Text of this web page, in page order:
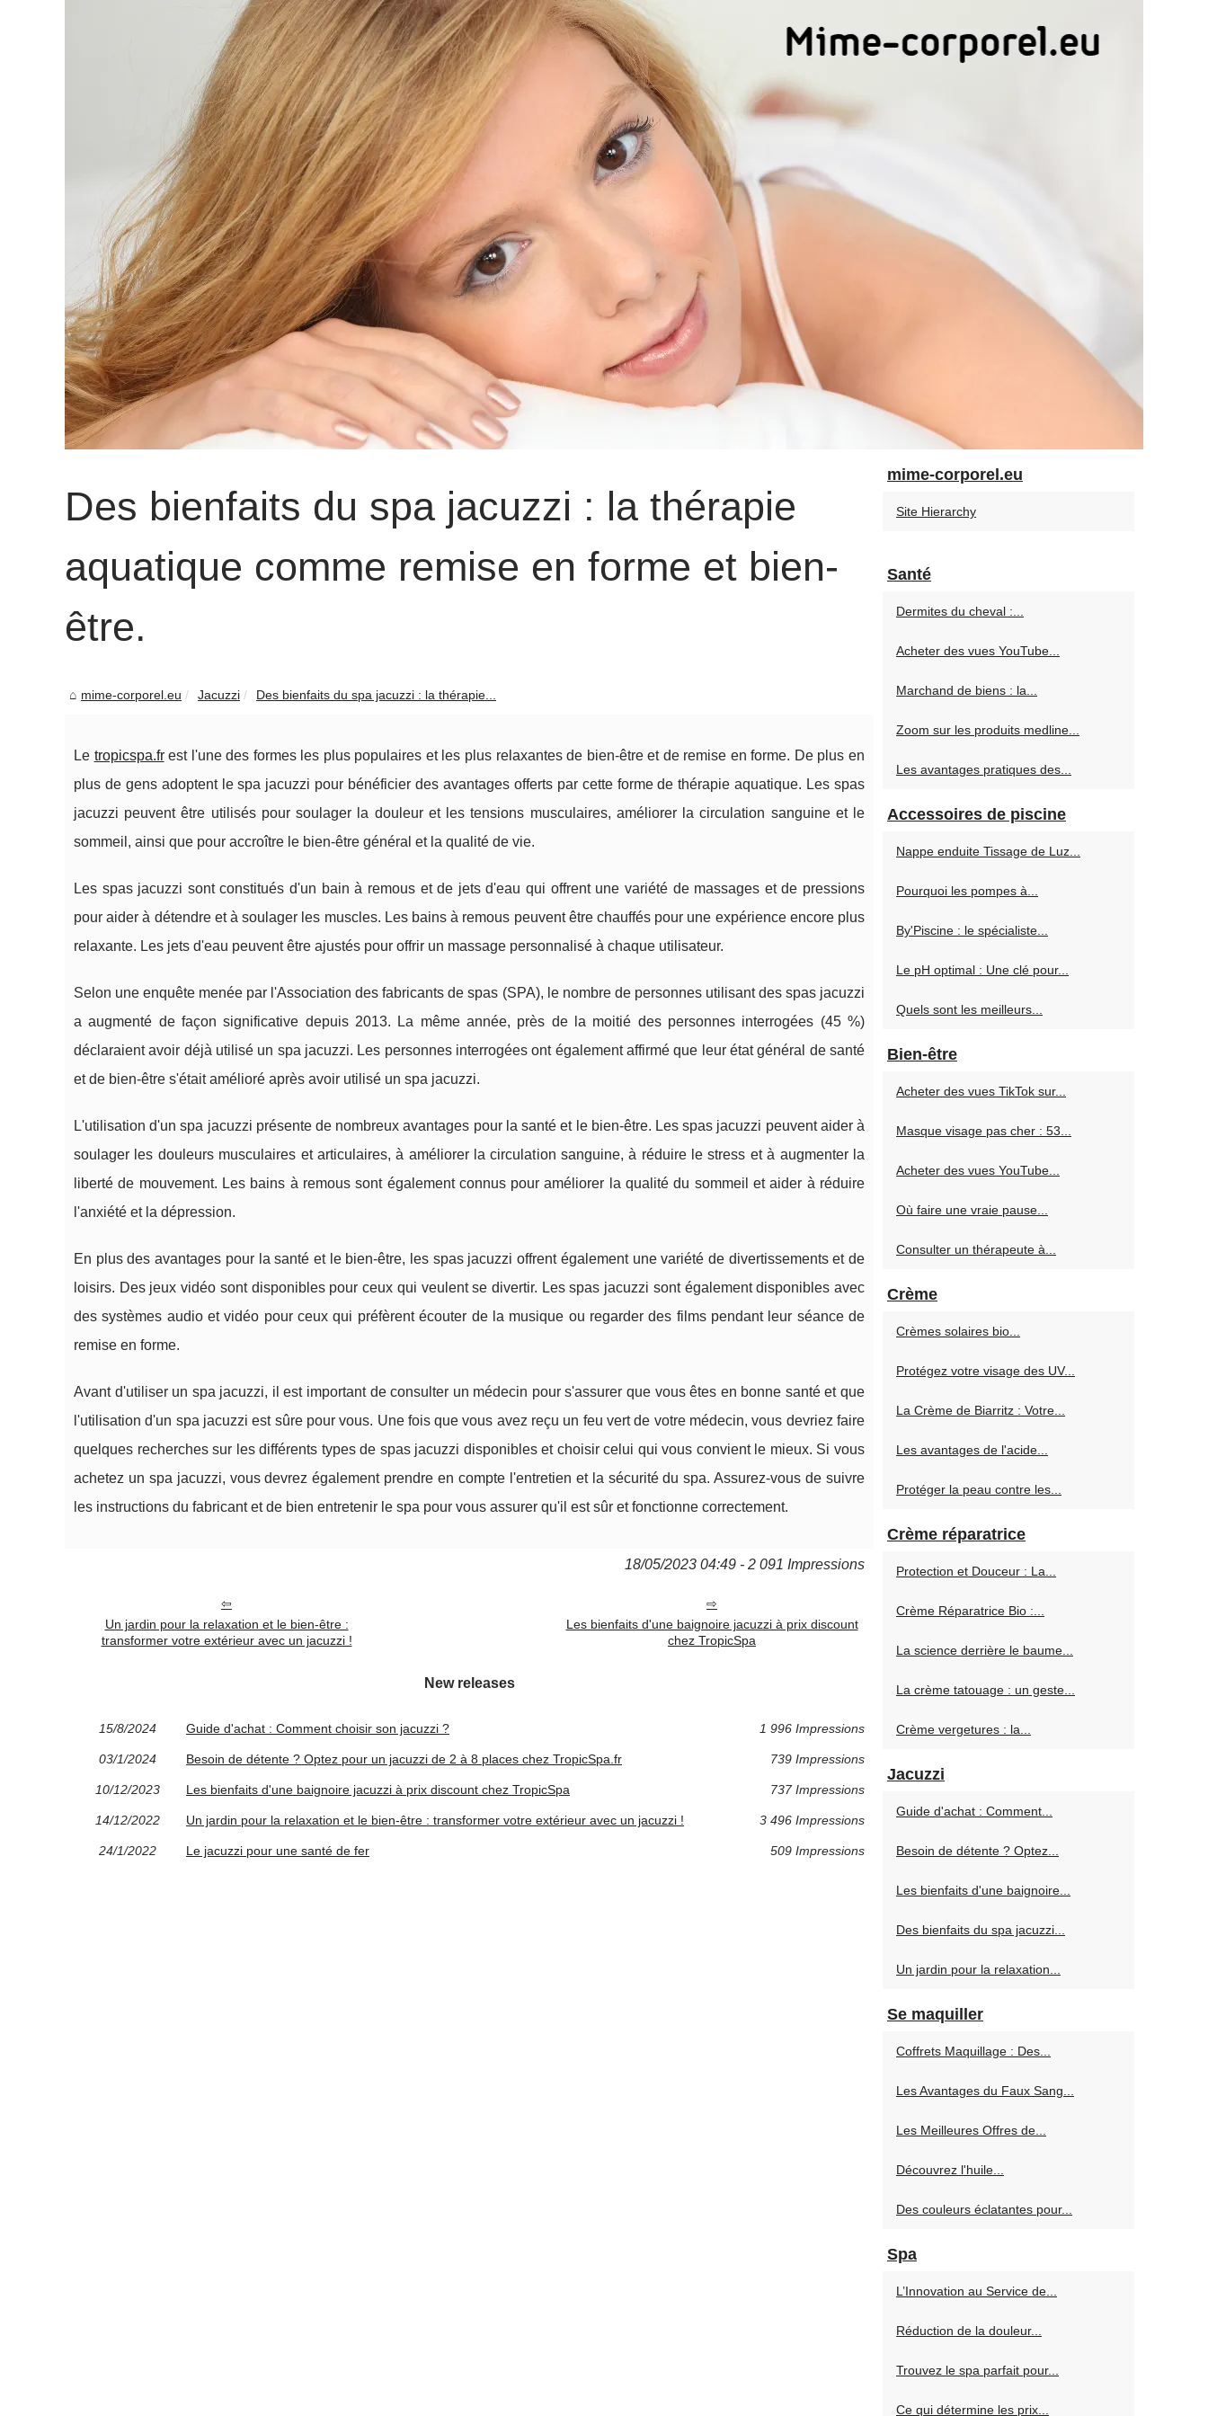
Des bienfaits du spa jacuzzi : la thérapie
aquatique comme remise en forme et bien-
être.
mime-corporel.eu Jacuzzi Des bienfaits du spa jacuzzi : la thérapie...
Le tropicspa.frest l'une des formes les plus populaires et les plus relaxantes de bien-être et de remise en forme. De plus en
plus de gens adoptent le spa jacuzzi pour bénéficier des avantages offerts par cette forme de thérapie aquatique. Les spas
jacuzzi peuvent être utilisés pour soulager la douleur et les tensions musculaires, améliorer la circulation sanguine et le
sommeil, ainsi que pour accroître le bien-être général et la qualité de vie.
Les spas jacuzzi sont constitués d'un bain à remous et de jets d'eau qui offrent une variété de massages et de pressions
pour aider à détendre et à soulager les muscles. Les bains à remous peuvent être chauffés pour une expérience encore plus
relaxante. Les jets d'eau peuvent être ajustés pour offrir un massage personnalisé à chaque utilisateur.
Selon une enquête menée par l'Association des fabricants de spas (SPA), le nombre de personnes utilisant des spas jacuzzi
a augmenté de façon significative depuis 2013. La même année, près de la moitié des personnes interrogées (45 %)
déclaraient avoir déjà utilisé un spa jacuzzi. Les personnes interrogées ont également affirmé que leur état général de santé
et de bien-être s'était amélioré après avoir utilisé un spa jacuzzi.
L'utilisation d'un spa jacuzzi présente de nombreux avantages pour la santé et le bien-être. Les spas jacuzzi peuvent aider à
soulager les douleurs musculaires et articulaires, à améliorer la circulation sanguine, à réduire le stress et à augmenter la
liberté de mouvement. Les bains à remous sont également connus pour améliorer la qualité du sommeil et aider à réduire
l'anxiété et la dépression.
En plus des avantages pour la santé et le bien-être, les spas jacuzzi offrent également une variété de divertissements et de
loisirs. Des jeux vidéo sont disponibles pour ceux qui veulent se divertir. Les spas jacuzzi sont également disponibles avec
des systèmes audio et vidéo pour ceux qui préfèrent écouter de la musique ou regarder des films pendant leur séance de
remise en forme.
Avant d'utiliser un spa jacuzzi, il est important de consulter un médecin pour s'assurer que vous êtes en bonne santé et que
l'utilisation d'un spa jacuzzi est sûre pour vous. Une fois que vous avez reçu un feu vert de votre médecin, vous devriez faire
quelques recherches sur les différents types de spas jacuzzi disponibles et choisir celui qui vous convient le mieux. Si vous
achetez un spa jacuzzi, vous devrez également prendre en compte l'entretien et la sécurité du spa. Assurez-vous de suivre
les instructions du fabricant et de bien entretenir le spa pour vous assurer qu'il est sûr et fonctionne correctement.
18/05/2023 04:49 - 2 091 Impressions
Un jardin pour la relaxation et le bien-être :
transformer votre extérieur avec un jacuzzi !
Les bienfaits d'une baignoire jacuzzi à prix discount
chez TropicSpa
New releases
15/8/2024 Guide d'achat : Comment choisir son jacuzzi ? 1 996 Impressions
03/1/2024 Besoin de détente ? Optez pour un jacuzzi de 2 à 8 places chez TropicSpa.fr 739 Impressions
10/12/2023 Les bienfaits d'une baignoire jacuzzi à prix discount chez TropicSpa 737 Impressions
14/12/2022 Un jardin pour la relaxation et le bien-être : transformer votre extérieur avec un jacuzzi ! 3 496 Impressions
24/1/2022 Le jacuzzi pour une santé de fer 509 Impressions
mime-corporel.eu
Site Hierarchy
Santé
Dermites du cheval :...
Acheter des vues YouTube...
Marchand de biens : la...
Zoom sur les produits medline...
Les avantages pratiques des...
Accessoires de piscine
Nappe enduite Tissage de Luz...
Pourquoi les pompes à...
By'Piscine : le spécialiste...
Le pH optimal : Une clé pour...
Quels sont les meilleurs...
Bien-être
Acheter des vues TikTok sur...
Masque visage pas cher : 53...
Acheter des vues YouTube...
Où faire une vraie pause...
Consulter un thérapeute à...
Crème
Crèmes solaires bio...
Protégez votre visage des UV...
La Crème de Biarritz : Votre...
Les avantages de l'acide...
Protéger la peau contre les...
Crème réparatrice
Protection et Douceur : La...
Crème Réparatrice Bio :...
La science derrière le baume...
La crème tatouage : un geste...
Crème vergetures : la...
Jacuzzi
Guide d'achat : Comment...
Besoin de détente ? Optez...
Les bienfaits d'une baignoire...
Des bienfaits du spa jacuzzi...
Un jardin pour la relaxation...
Se maquiller
Coffrets Maquillage : Des...
Les Avantages du Faux Sang...
Les Meilleures Offres de...
Découvrez l'huile...
Des couleurs éclatantes pour...
Spa
L’Innovation au Service de...
Réduction de la douleur...
Trouvez le spa parfait pour...
Ce qui détermine les prix...